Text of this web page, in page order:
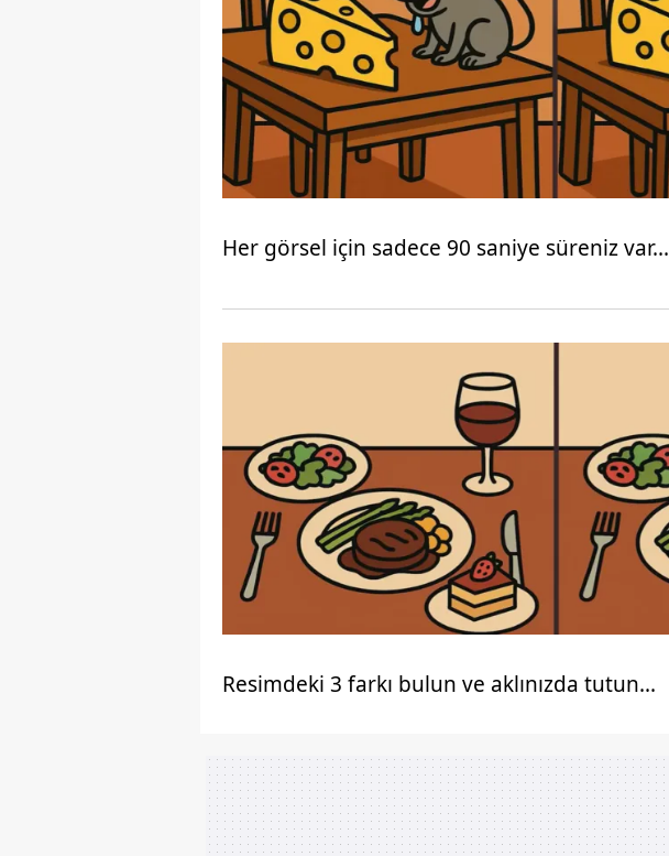
Her görsel için sadece 90 saniye süreniz var...
Resimdeki 3 farkı bulun ve aklınızda tutun...